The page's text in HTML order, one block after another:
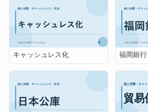
キャッシュレス化 福岡銀行